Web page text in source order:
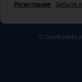
Регистрация Забыли
©